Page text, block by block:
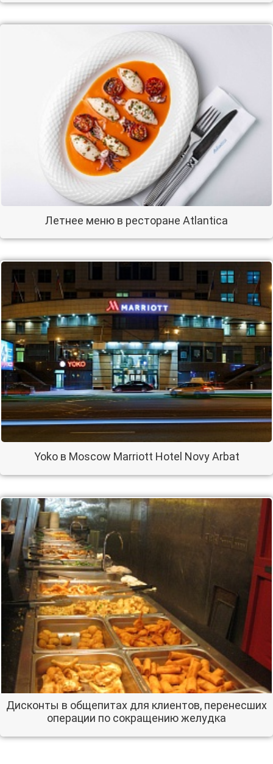
Летнее меню в ресторане Atlantica
Yoko в Moscow Marriott Hotel Novy Arbat
Дисконты в общепитах для клиентов, перенесших
операции по сокращению желудка